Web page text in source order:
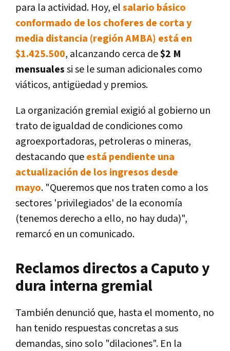
para la actividad. Hoy, elsalario básico
conformado de los choferes de corta y
media distancia (región AMBA) está en
$1.425.500, alcanzando cerca de$2 M
mensualessi se le suman adicionales como
viáticos, antigüedad y premios.
La organización gremial exigió al gobierno un
trato de igualdad de condiciones como
agroexportadoras, petroleras o mineras,
destacando queestá pendiente una
actualización de los ingresos desde
mayo. "Queremos que nos traten como a los
sectores 'privilegiados' de la economía
(tenemos derecho a ello, no hay duda)",
remarcó en un comunicado.
Reclamos directos a Caputo y
dura interna gremial
También denunció que, hasta el momento, no
han tenido respuestas concretas a sus
demandas, sino solo "dilaciones". En la